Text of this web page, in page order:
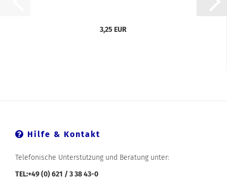
3,25 EUR
Hilfe & Kontakt
Telefonische Unterstützung und Beratung unter:
TEL:+49 (0) 621 / 3 38 43-0